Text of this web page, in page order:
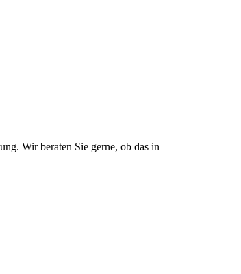
Wir beraten Sie gerne, ob das in